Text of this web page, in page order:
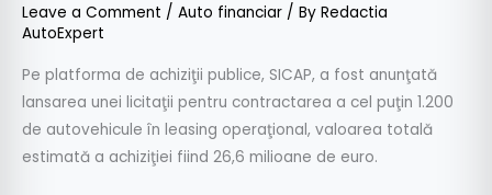
Leave a Comment / Auto financiar / By Redactia
AutoExpert
Pe platforma de achiziţii publice, SICAP, a fost anunţată
lansarea unei licitaţii pentru contractarea a cel puţin 1.200
de autovehicule în leasing operaţional, valoarea totală
estimată a achiziţiei fiind 26,6 milioane de euro.